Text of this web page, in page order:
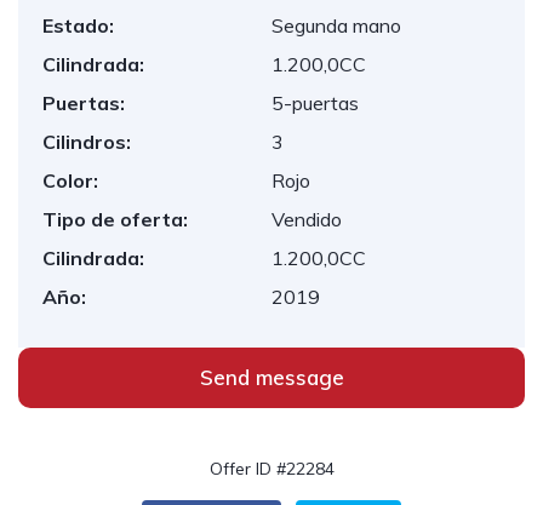
Estado:
Segunda mano
Cilindrada:
1.200,0CC
Puertas:
5-puertas
Cilindros:
3
Color:
Rojo
Tipo de oferta:
Vendido
Cilindrada:
1.200,0CC
Año:
2019
Send message
Offer ID #22284